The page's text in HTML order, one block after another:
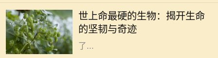
世上命最硬的生物：揭开生命
的坚韧与奇迹
态千差万别，有些生物如繁星般绚丽
多彩，而有些则隐藏在隐秘的角落，
展现出惊人的生存能力。科学家们为
了...
生活是一场漫长的旅程，每个人都在